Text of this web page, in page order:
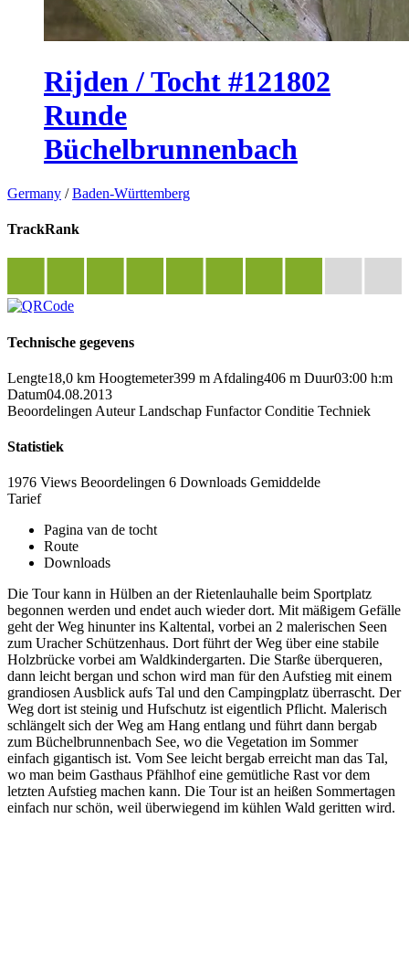
Rijden / Tocht #121802
Runde
Büchelbrunnenbach
Germany /Baden-Württemberg
TrackRank
Technische gegevens
Lengte18,0 km Hoogtemeter399 m Afdaling406 m Duur03:00 h:m
Datum04.08.2013
Beoordelingen Auteur Landschap Funfactor Conditie Techniek
Statistiek
1976 Views Beoordelingen 6 Downloads Gemiddelde
Tarief
Pagina van de tocht
Route
Downloads
Die Tour kann in Hülben an der Rietenlauhalle beim Sportplatz
begonnen werden und endet auch wieder dort. Mit mäßigem Gefälle
geht der Weg hinunter ins Kaltental, vorbei an 2 malerischen Seen
zum Uracher Schützenhaus. Dort führt der Weg über eine stabile
Holzbrücke vorbei am Waldkindergarten. Die Starße überqueren,
dann leicht bergan und schon wird man für den Aufstieg mit einem
grandiosen Ausblick aufs Tal und den Campingplatz überrascht. Der
Weg dort ist steinig und Hufschutz ist eigentlich Pflicht. Malerisch
schlängelt sich der Weg am Hang entlang und führt dann bergab
zum Büchelbrunnenbach See, wo die Vegetation im Sommer
einfach gigantisch ist. Vom See leicht bergab erreicht man das Tal,
wo man beim Gasthaus Pfählhof eine gemütliche Rast vor dem
letzten Aufstieg machen kann. Die Tour ist an heißen Sommertagen
einfach nur schön, weil überwiegend im kühlen Wald geritten wird.